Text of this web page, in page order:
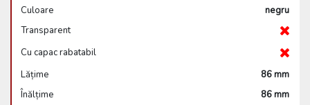
Culoare
negru
Transparent
Cu capac rabatabil
Lățime
86 mm
Înălțime
86 mm